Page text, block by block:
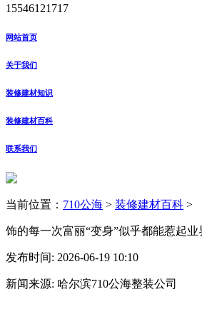
15546121717
网站首页
关于我们
装修建材知识
装修建材百科
联系我们
当前位置： 710公海 > 装修建材百科 >
饰的每一次富丽“变身”似乎都能惹起业
发布时间: 2026-06-19 10:10
新闻来源: 哈尔滨710公海整装公司